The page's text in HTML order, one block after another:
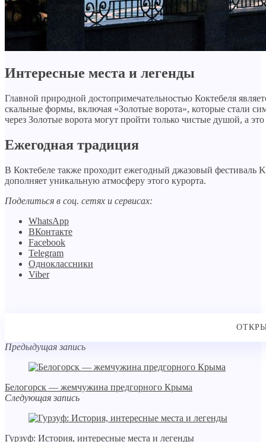
Интересные места и легенды
Главной природной достопримечательностью Коктебеля
скальные формы, включая «Золотые ворота», которые стали
через Золотые ворота могут пройти только чистые душой, а это
Ежегодная традиция
В Коктебеле также проходит ежегодный джазовый фестиваль
дополняет уникальную атмосферу этого курорта.
Поделиться в соц. сетях и сервисах:
WhatsApp
ВКонтакте
Facebook
Telegram
Одноклассники
Viber
Предыдущая запись
Белогорск — жемчужина предгорного Крыма
Следующая запись
Гурзуф: История, интересные места и легенды